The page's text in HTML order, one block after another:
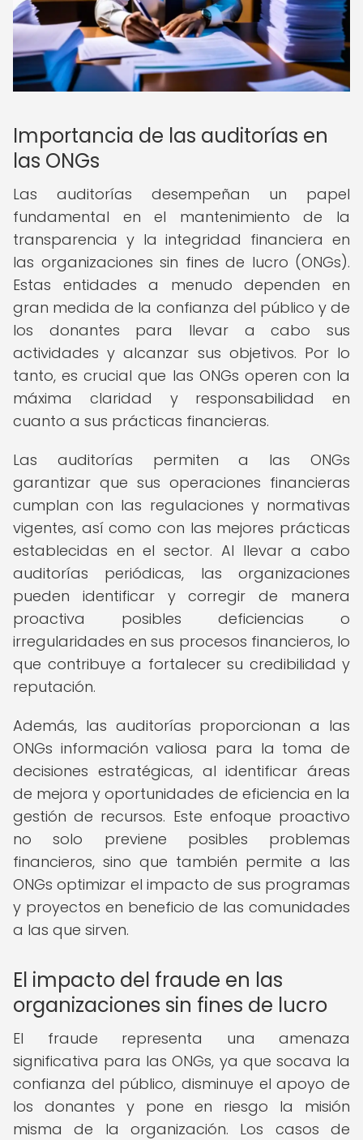
Importancia de las auditorías en
las ONGs
Las auditorías desempeñan un papel
fundamental en el mantenimiento de la
transparencia y la integridad financiera en
las organizaciones sin fines de lucro (ONGs).
Estas entidades a menudo dependen en
gran medida de la confianza del público y de
los donantes para llevar a cabo sus
actividades y alcanzar sus objetivos. Por lo
tanto, es crucial que las ONGs operen con la
máxima claridad y responsabilidad en
cuanto a sus prácticas financieras.
Las auditorías permiten a las ONGs
garantizar que sus operaciones financieras
cumplan con las regulaciones y normativas
vigentes, así como con las mejores prácticas
establecidas en el sector. Al llevar a cabo
auditorías periódicas, las organizaciones
pueden identificar y corregir de manera
proactiva posibles deficiencias o
irregularidades en sus procesos financieros, lo
que contribuye a fortalecer su credibilidad y
reputación.
Además, las auditorías proporcionan a las
ONGs información valiosa para la toma de
decisiones estratégicas, al identificar áreas
de mejora y oportunidades de eficiencia en la
gestión de recursos. Este enfoque proactivo
no solo previene posibles problemas
financieros, sino que también permite a las
ONGs optimizar el impacto de sus programas
y proyectos en beneficio de las comunidades
a las que sirven.
El impacto del fraude en las
organizaciones sin fines de lucro
El fraude representa una amenaza
significativa para las ONGs, ya que socava la
confianza del público, disminuye el apoyo de
los donantes y pone en riesgo la misión
misma de la organización. Los casos de